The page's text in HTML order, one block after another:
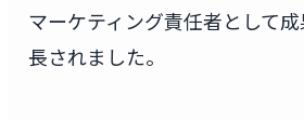
マーケティング責任者として
長されました。